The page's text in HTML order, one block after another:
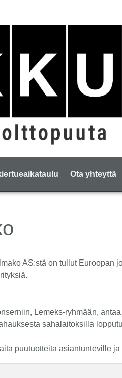
Ota yhteyttä
AS:stä on tullut Euroopan
Lemeks-ryhmään,
sahalaitoksilla
puutuotteita asiantunteville